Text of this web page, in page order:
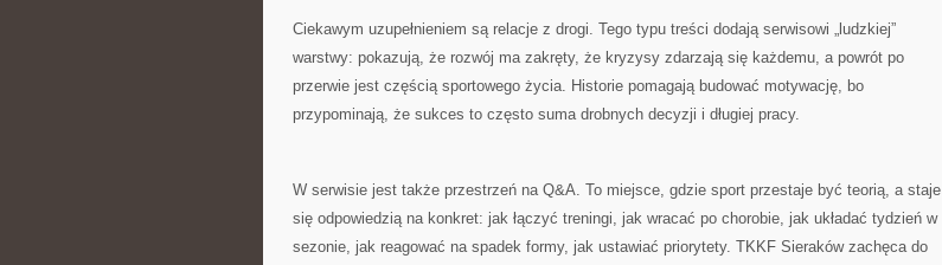
Ciekawym uzupełnieniem są relacje z drogi. Tego typu treści dodają serwisowi „ludzkiej”
warstwy: pokazują, że rozwój ma zakręty, że kryzysy zdarzają się każdemu, a powrót po
przerwie jest częścią sportowego życia. Historie pomagają budować motywację, bo
przypominają, że sukces to często suma drobnych decyzji i długiej pracy.
W serwisie jest także przestrzeń na Q&A. To miejsce, gdzie sport przestaje być teorią, a staje
się odpowiedzią na konkret: jak łączyć treningi, jak wracać po chorobie, jak układać tydzień w
sezonie, jak reagować na spadek formy, jak ustawiać priorytety. TKKF Sieraków zachęca do